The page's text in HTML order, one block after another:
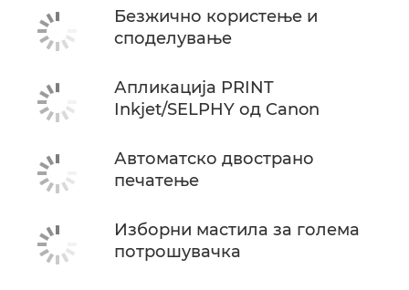
Безжично користење и
споделување
Апликација PRINT
Inkjet/SELPHY од Canon
Автоматско двострано
печатење
Изборни мастила за голема
потрошувачка